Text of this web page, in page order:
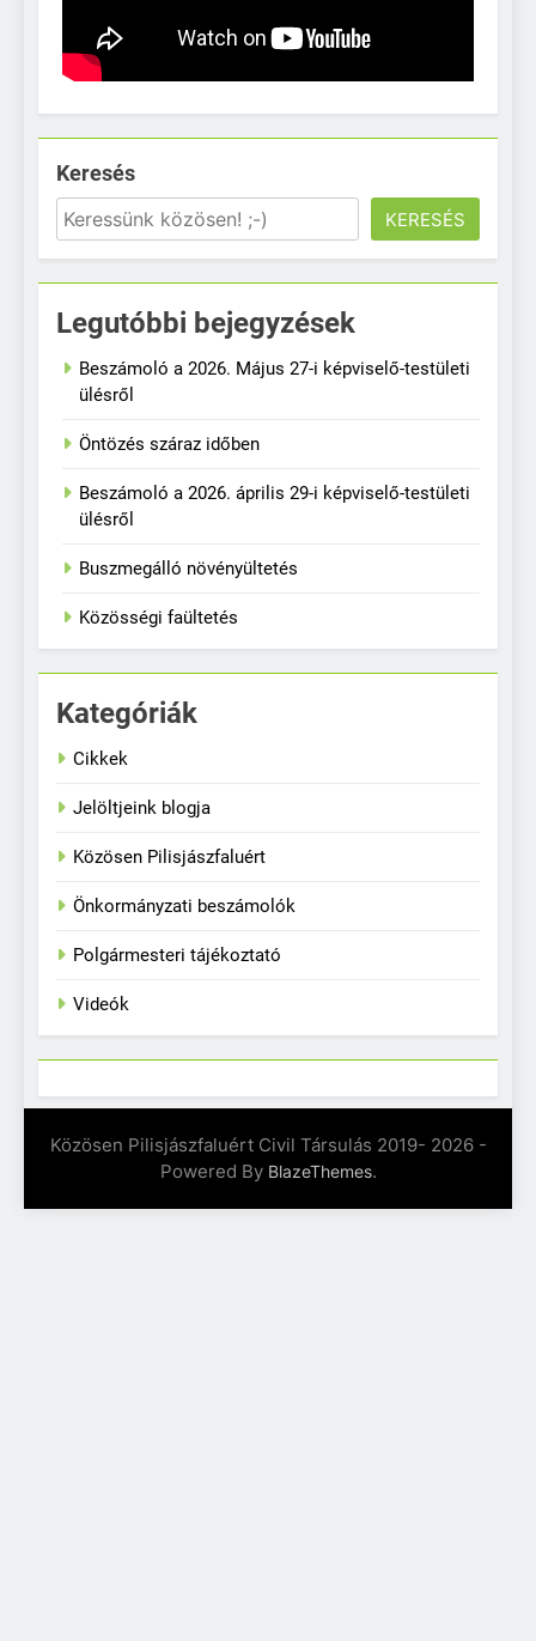
Keresés
KERESÉS
Legutóbbi bejegyzések
Beszámoló a 2026. Május 27-i képviselő-testületi
ülésről
Öntözés száraz időben
Beszámoló a 2026. április 29-i képviselő-testületi
ülésről
Buszmegálló növényültetés
Közösségi faültetés
Kategóriák
Cikkek
Jelöltjeink blogja
Közösen Pilisjászfaluért
Önkormányzati beszámolók
Polgármesteri tájékoztató
Videók
Közösen Pilisjászfaluért Civil Társulás 2019- 2026 -
Powered By BlazeThemes.